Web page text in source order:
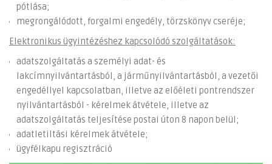
pótlása;
megrongálódott, forgalmi engedély, törzskönyv cseréje;
Elektronikus ügyintézéshez kapcsolódó szolgáltatások:
adatszolgáltatás a személyi adat- és
lakcímnyilvántartásból, a járműnyilvántartásból, a vezetői
engedéllyel kapcsolatban, illetve az előéleti pontrendszer
nyilvántartásból - kérelmek átvétele, illetve az
adatszolgáltatás teljesítése postai úton 8 napon belül;
adatletiltási kérelmek átvétele;
ügyfélkapu regisztráció